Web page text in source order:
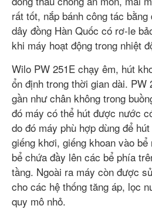
rất tốt, nắp bánh công tác
dây đồng Hàn Quốc có rơ-le
khi máy hoạt động trong nhiệt
Wilo PW 251E chạy êm, hút
ổn định trong thời gian dài. PW
gần như chân không trong
đó máy có thể hút được nước
do đó máy phù hợp dùng để
giếng khơi, giếng khoan vào
bể chứa đầy lên các bể phía
tầng. Ngoài ra máy còn được
cho các hệ thống tăng áp, lọc
quy mô nhỏ.